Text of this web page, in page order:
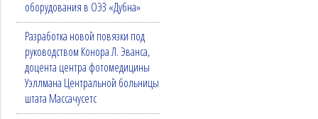
оборудования в ОЭЗ «Дубна»
Разработка новой повязки под
руководством Конора Л. Эванса,
доцента центра фотомедицины
Уэллмана Центральной больницы
штата Массачусетс